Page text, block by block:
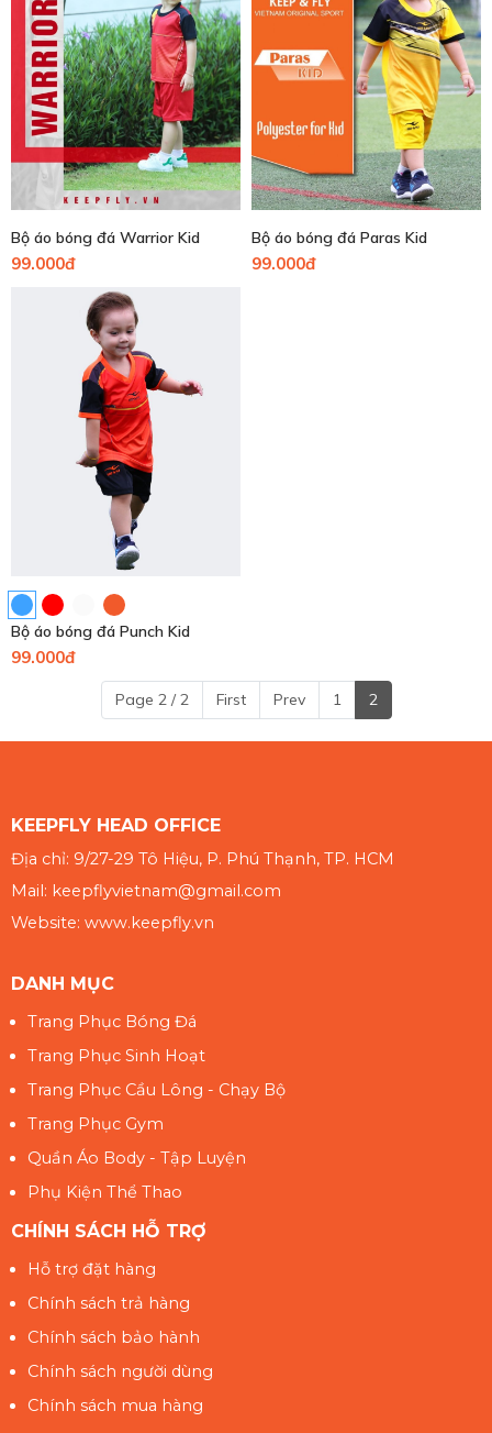
Bộ áo bóng đá Warrior Kid
99.000đ
Bộ áo bóng đá Paras Kid
99.000đ
Bộ áo bóng đá Punch Kid
99.000đ
Page 2 / 2 First Prev 1 2
KEEPFLY HEAD OFFICE
Địa chỉ: 9/27-29 Tô Hiệu, P. Phú Thạnh, TP. HCM
Mail: keepflyvietnam@gmail.com
Website: www.keepfly.vn
DANH MỤC
Trang Phục Bóng Đá
Trang Phục Sinh Hoạt
Trang Phục Cầu Lông - Chạy Bộ
Trang Phục Gym
Quần Áo Body - Tập Luyện
Phụ Kiện Thể Thao
CHÍNH SÁCH HỖ TRỢ
Hỗ trợ đặt hàng
Chính sách trả hàng
Chính sách bảo hành
Chính sách người dùng
Chính sách mua hàng